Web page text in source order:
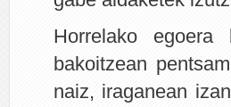
Horrelako
bakoitzean
naiz, iraganean